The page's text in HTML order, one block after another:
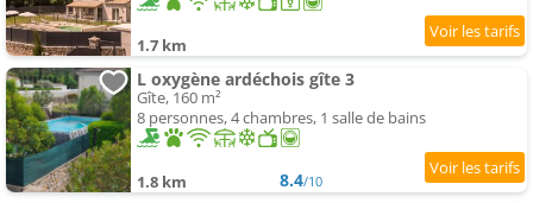
1.7 km
L oxygène ardéchois gîte 3
Gîte, 160 m²
8 personnes, 4 chambres, 1 salle de bains
1.8 km 8.4/10